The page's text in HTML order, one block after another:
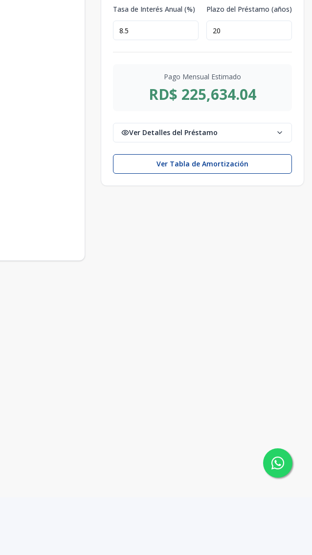
Tasa de Interés Anual (%) Plazo del Préstamo (años)
Pago Mensual Estimado
RD$ 225,634.04
Ver Detalles del Préstamo
Ver Tabla de Amortización